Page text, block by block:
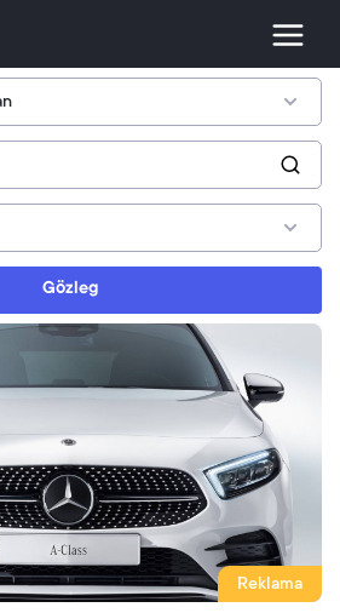
Gözleg
Reklama